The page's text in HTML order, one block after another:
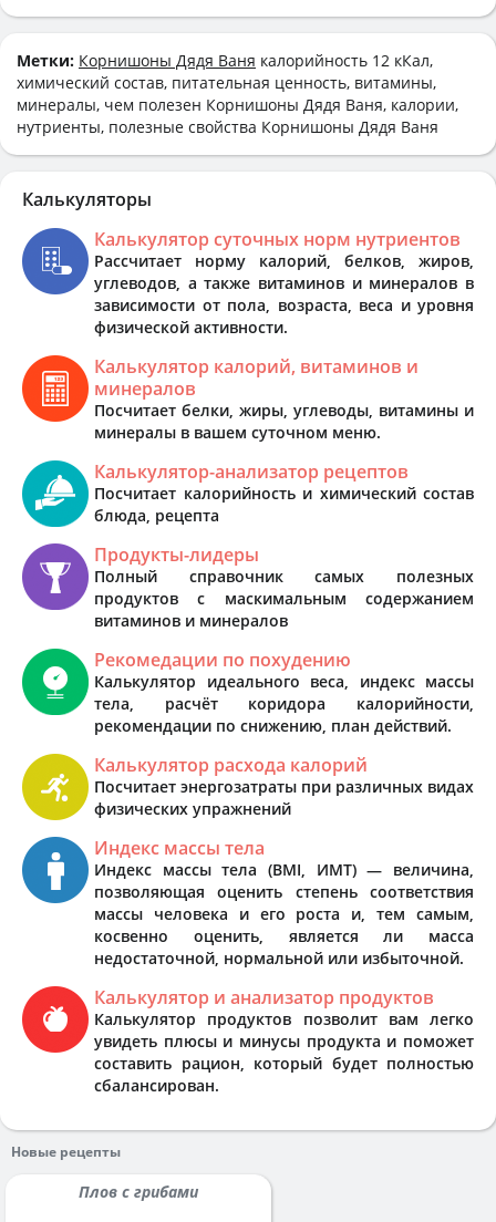
Метки: Корнишоны Дядя Ваня калорийность 12 кКал,
химический состав, питательная ценность, витамины,
минералы, чем полезен Корнишоны Дядя Ваня, калории,
нутриенты, полезные свойства Корнишоны Дядя Ваня
Калькуляторы
Калькулятор суточных норм нутриентов
Рассчитает норму калорий, белков, жиров,
углеводов, а также витаминов и минералов в
зависимости от пола, возраста, веса и уровня
физической активности.
Калькулятор калорий, витаминов и
минералов
Посчитает белки, жиры, углеводы, витамины и
минералы в вашем суточном меню.
Калькулятор-анализатор рецептов
Посчитает калорийность и химический состав
блюда, рецепта
Продукты-лидеры
Полный справочник самых полезных
продуктов с маскимальным содержанием
витаминов и минералов
Рекомедации по похудению
Калькулятор идеального веса, индекс массы
тела, расчёт коридора калорийности,
рекомендации по снижению, план действий.
Калькулятор расхода калорий
Посчитает энергозатраты при различных видах
физических упражнений
Индекс массы тела
Индекс массы тела (BMI, ИМТ) — величина,
позволяющая оценить степень соответствия
массы человека и его роста и, тем самым,
косвенно оценить, является ли масса
недостаточной, нормальной или избыточной.
Калькулятор и анализатор продуктов
Калькулятор продуктов позволит вам легко
увидеть плюсы и минусы продукта и поможет
составить рацион, который будет полностью
сбалансирован.
Новые рецепты
Плов с грибами